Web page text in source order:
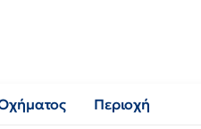
Περιοχή